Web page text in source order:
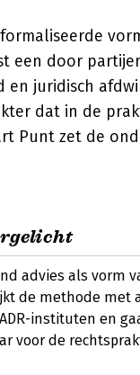
een door
juridisch
dat in de
Punt zet de
advies als vorm
de methode met
instituten en
voor de